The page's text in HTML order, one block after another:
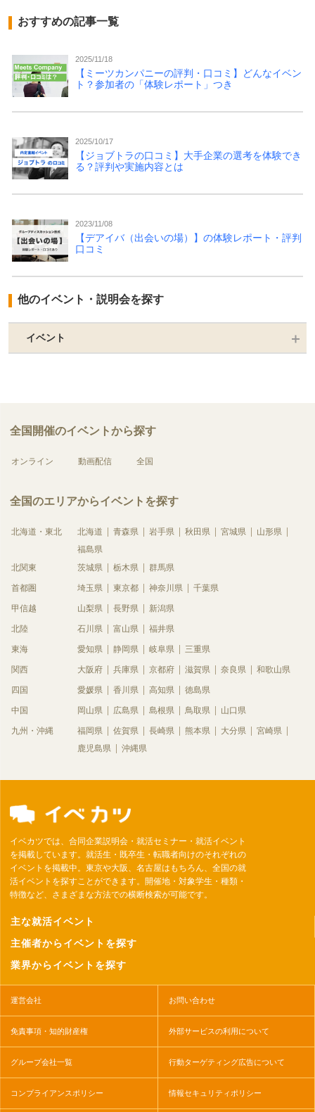
おすすめの記事一覧
2025/11/18
【ミーツカンパニーの評判・口コミ】どんなイベン
ト？参加者の「体験レポート」つき
2025/10/17
【ジョブトラの口コミ】大手企業の選考を体験でき
る？評判や実施内容とは
2023/11/08
【デアイバ（出会いの場）】の体験レポート・評判
口コミ
他のイベント・説明会を探す
イベント
全国開催のイベントから探す
オンライン 動画配信 全国
全国のエリアからイベントを探す
北海道・東北 北海道 青森県 岩手県 秋田県 宮城県
山形県
福島県
北関東
茨城県 栃木県 群馬県
首都圏 埼玉県 東京都 神奈川県 千葉県
甲信越 山梨県 長野県 新潟県
北陸 石川県 富山県 福井県
東海 愛知県 静岡県 岐阜県 三重県
関西 大阪府 兵庫県 京都府 滋賀県 奈良県 和歌山県
四国 愛媛県 香川県 高知県 徳島県
中国 岡山県 広島県 島根県 鳥取県 山口県
九州・沖縄 福岡県 佐賀県 長崎県 熊本県 大分県
宮崎県
鹿児島県
沖縄県
イベカツでは、合同企業説明会・就活セミナー・就活イベント
を掲載しています。就活生・既卒生・転職者向けのそれぞれの
イベントを掲載中。東京や大阪、名古屋はもちろん、全国の就
活イベントを探すことができます。開催地・対象学生・種類・
特徴など、さまざまな方法での横断検索が可能です。
主な就活イベント
主催者からイベントを探す
業界からイベントを探す
運営会社 お問い合わせ
免責事項・知的財産権 外部サービスの利用について
グループ会社一覧 行動ターゲティング広告について
コンプライアンスポリシー 情報セキュリティポリシー